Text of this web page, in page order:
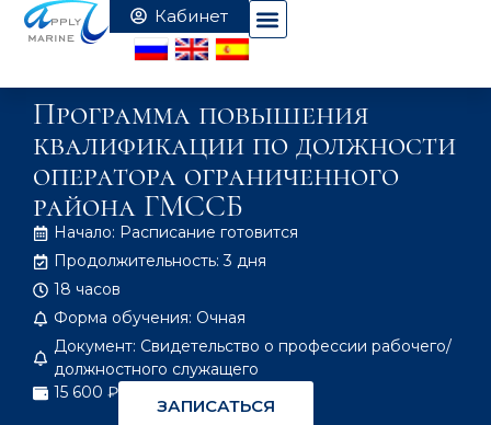
Программа повышения
квалификации по должности
оператора ограниченного
района ГМССБ
Начало: Расписание готовится
Продолжительность: 3 дня
18 часов
Форма обучения: Очная
Документ: Свидетельство о профессии рабочего/
должностного служащего
15 600 ₽
ЗАПИСАТЬСЯ